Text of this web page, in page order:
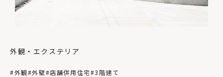
外観・エクステリア
#外観#外壁#店舗併用住宅#3階建て